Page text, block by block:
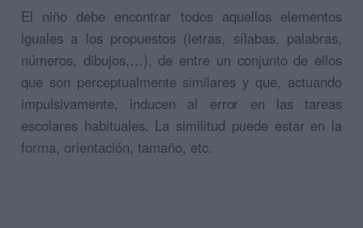
El niño debe encontrar todos aquellos elementos
iguales a los propuestos (letras, sílabas, palabras,
números, dibujos,…), de entre un conjunto de ellos
que son perceptualmente similares y que, actuando
impulsivamente, inducen al error en las tareas
escolares habituales. La similitud puede estar en la
forma, orientación, tamaño, etc.